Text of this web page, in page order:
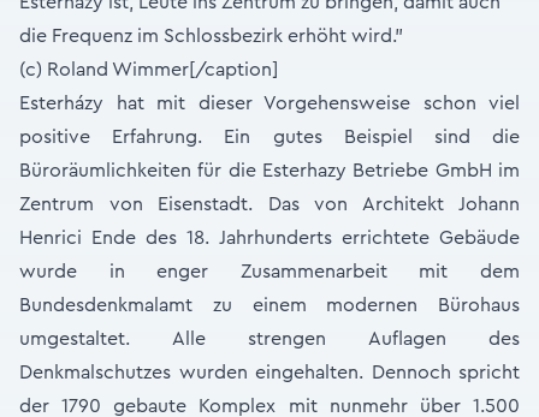
die Frequenz im Schlossbezirk erhöht wird."
(c) Roland Wimmer[/caption]
Esterházy hat mit dieser Vorgehensweise schon viel
positive Erfahrung. Ein gutes Beispiel sind die
Büroräumlichkeiten für die Esterhazy Betriebe GmbH im
Zentrum von Eisenstadt. Das von Architekt Johann
Henrici Ende des 18. Jahrhunderts errichtete Gebäude
wurde in enger Zusammenarbeit mit dem
Bundesdenkmalamt zu einem modernen Bürohaus
umgestaltet. Alle strengen Auflagen des
Denkmalschutzes wurden eingehalten. Dennoch spricht
der 1790 gebaute Komplex mit nunmehr über 1.500